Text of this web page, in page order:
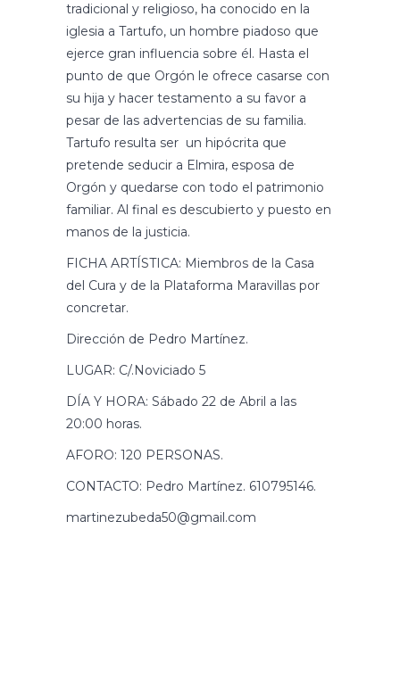
tradicional y religioso, ha conocido en la
iglesia a Tartufo, un hombre piadoso que
ejerce gran influencia sobre él. Hasta el
punto de que Orgón le ofrece casarse con
su hija y hacer testamento a su favor a
pesar de las advertencias de su familia.
Tartufo resulta ser un hipócrita que
pretende seducir a Elmira, esposa de
Orgón y quedarse con todo el patrimonio
familiar. Al final es descubierto y puesto en
manos de la justicia.
FICHA ARTÍSTICA: Miembros de la Casa
del Cura y de la Plataforma Maravillas por
concretar.
Dirección de Pedro Martínez.
LUGAR: C/.Noviciado 5
DÍA Y HORA: Sábado 22 de Abril a las
20:00 horas.
AFORO: 120 PERSONAS.
CONTACTO: Pedro Martínez. 610795146.
martinezubeda50@gmail.com